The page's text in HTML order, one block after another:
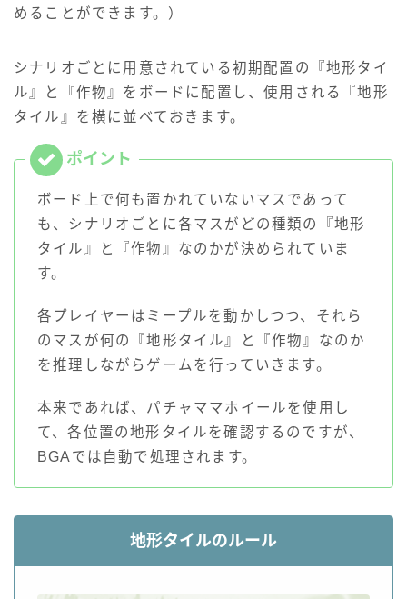
めることができます。）
シナリオごとに用意されている初期配置の『地形タイ
ル』と『作物』をボードに配置し、使用される『地形
タイル』を横に並べておきます。
ボード上で何も置かれていないマスであって
も、シナリオごとに各マスがどの種類の『地形
タイル』と『作物』なのかが決められていま
す。
各プレイヤーはミープルを動かしつつ、それら
のマスが何の『地形タイル』と『作物』なのか
を推理しながらゲームを行っていきます。
本来であれば、パチャママホイールを使用し
て、各位置の地形タイルを確認するのですが、
BGAでは自動で処理されます。
地形タイルのルール